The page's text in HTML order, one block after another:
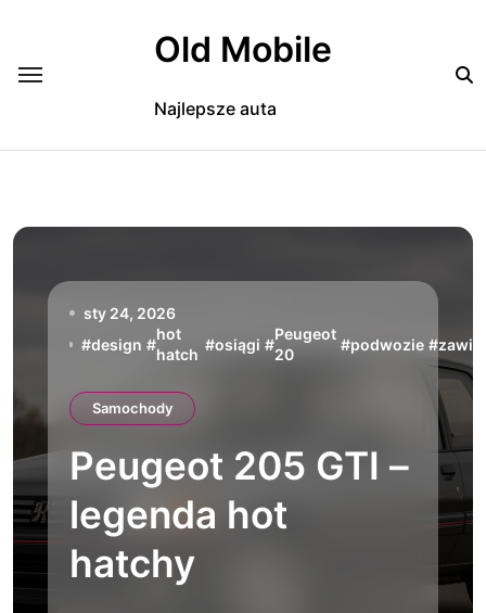
Old Mobile
Najlepsze auta
sty 24, 2026
#design #
hot
hatch
#osiągi #
Peugeot
20
#podwozie #
Samochody
Peugeot 205 GTI –
legenda hot
hatchy